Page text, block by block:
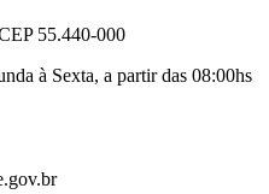
55.440-000
à Sexta, a partir das 08:00hs